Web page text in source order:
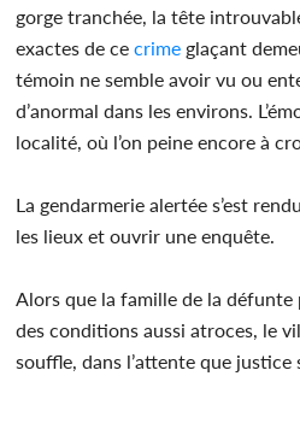
gorge tranchée, la tête
exactes de cecrime glaçant
témoin ne semble avoir vu ou
d’anormal dans les environs.
localité, où l’on peine encore à
La gendarmerie alertée s’est
les lieux et ouvrir une enquête.
Alors que la famille de la
des conditions aussi atroces, le
souffle, dans l’attente que justice